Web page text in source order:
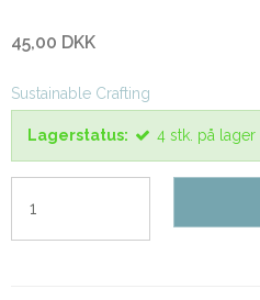
45,00 DKK
Sustainable Crafting
Lagerstatus: 4 stk. på lager